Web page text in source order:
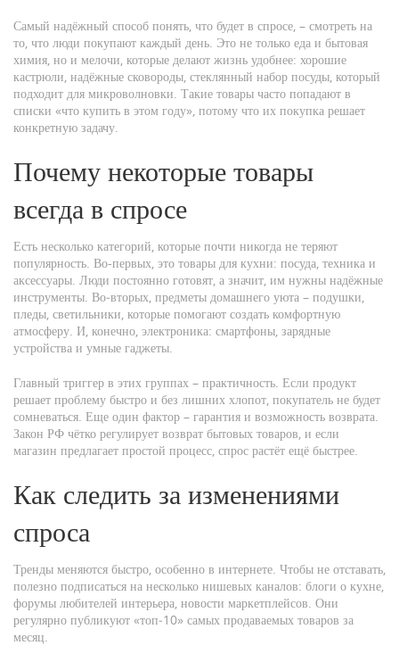
Самый надёжный способ понять, что будет в спросе, – смотреть на
то, что люди покупают каждый день. Это не только еда и бытовая
химия, но и мелочи, которые делают жизнь удобнее: хорошие
кастрюли, надёжные сковороды, стеклянный набор посуды, который
подходит для микроволновки. Такие товары часто попадают в
списки «что купить в этом году», потому что их покупка решает
конкретную задачу.
Почему некоторые товары
всегда в спросе
Есть несколько категорий, которые почти никогда не теряют
популярность. Во-первых, это товары для кухни: посуда, техника и
аксессуары. Люди постоянно готовят, а значит, им нужны надёжные
инструменты. Во‑вторых, предметы домашнего уюта – подушки,
пледы, светильники, которые помогают создать комфортную
атмосферу. И, конечно, электроника: смартфоны, зарядные
устройства и умные гаджеты.
Главный триггер в этих группах – практичность. Если продукт
решает проблему быстро и без лишних хлопот, покупатель не будет
сомневаться. Еще один фактор – гарантия и возможность возврата.
Закон РФ чётко регулирует возврат бытовых товаров, и если
магазин предлагает простой процесс, спрос растёт ещё быстрее.
Как следить за изменениями
спроса
Тренды меняются быстро, особенно в интернете. Чтобы не отставать,
полезно подписаться на несколько нишевых каналов: блоги о кухне,
форумы любителей интерьера, новости маркетплейсов. Они
регулярно публикуют «топ‑10» самых продаваемых товаров за
месяц.